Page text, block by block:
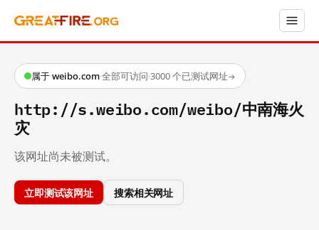
属于 weibo.com·全部可访问·3000 个已测试网址→
http://s.weibo.com/weibo/中南海火
灾
该网址尚未被测试。
立即测试该网址 搜索相关网址